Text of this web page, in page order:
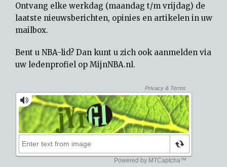
Ontvang elke werkdag (maandag t/m vrijdag) de
laatste nieuwsberichten, opinies en artikelen in uw
mailbox.
Bent u NBA-lid? Dan kunt u zich ook aanmelden via
uw ledenprofiel op MijnNBA.nl.